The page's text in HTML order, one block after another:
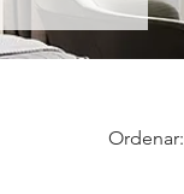
Ordenar: